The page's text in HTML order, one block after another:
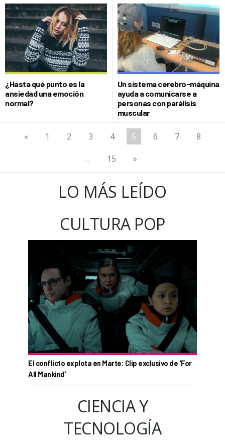
¿Hasta qué punto es la
ansiedad una emoción
normal?
Un sistema cerebro-máquina
ayuda a comunicarse a
personas con parálisis
muscular
« 1 2 3 4 5 6 7
8
…
15 »
LO MÁS LEÍDO
CULTURA POP
El conflicto explota en Marte: Clip exclusivo de 'For
All Mankind'
CIENCIA Y
TECNOLOGÍA